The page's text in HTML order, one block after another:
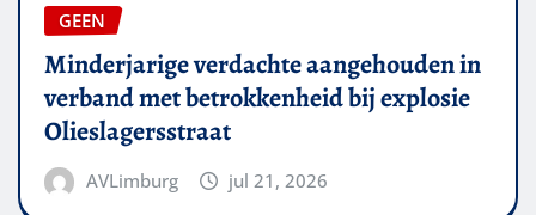
GEEN
Minderjarige verdachte aangehouden in
verband met betrokkenheid bij explosie
Olieslagersstraat
AVLimburg jul 21, 2026